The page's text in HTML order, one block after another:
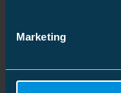
Marketing
Lämpökutistesisäpääte